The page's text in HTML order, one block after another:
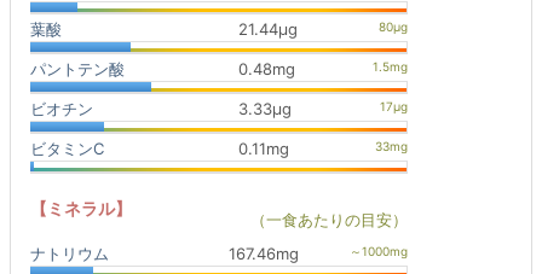
葉酸 21.44μg
パントテン酸 0.48mg
ビオチン 3.33μg
ビタミンC 0.11mg
【ミネラル】
（一食あたりの目安）
ナトリウム
167.46mg